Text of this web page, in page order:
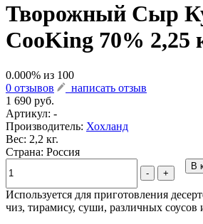
Творожный Сыр
CooKing 70% 2,25
0.000% из 100
0 отзывов
написать отзыв
1 690 руб.
Артикул: -
Производитель: Хохланд
Вес: 2,2 кг.
Страна: Россия
- +
В
Используется для приготовления
чиз, тирамису, суши, различных соусов